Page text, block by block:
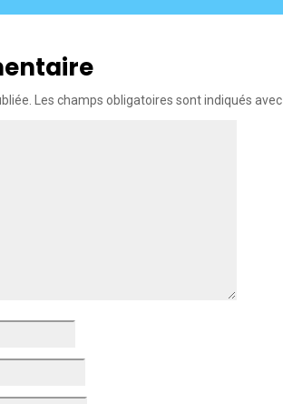
Les champs obligatoires sont indiqués avec